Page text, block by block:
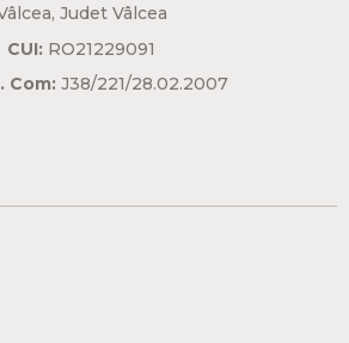
Judet Vâlcea​
CUI: RO21229091
Com: J38/221/28.02.2007